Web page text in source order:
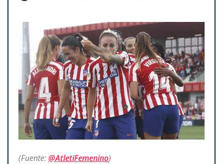
(Fuente:@AtletiFemenino)